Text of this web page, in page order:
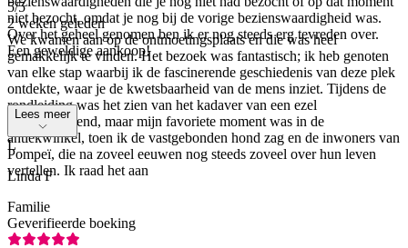
niet bezocht, omdat je nog bij de vorige bezienswaardigheid was.
Over het geheel genomen ben ik er nog steeds erg tevreden over.
Een geweldige aankoop!
5/5
2 weken geleden
We kwamen aan op de ontmoetingsplaats en die was heel
gemakkelijk te vinden. Het bezoek was fantastisch; ik heb genoten
van elke stap waarbij ik de fascinerende geschiedenis van deze plek
ontdekte, waar je de kwetsbaarheid van de mens inziet. Tijdens de
rondleiding was het zien van het kadaver van een ezel
indrukwekkend, maar mijn favoriete moment was in de
antiekwinkel, toen ik de vastgebonden hond zag en de inwoners van
Pompeï, die na zoveel eeuwen nog steeds zoveel over hun leven
vertellen. Ik raad het aan
Lees meer
L
Linda F
Familie
Geverifieerde boeking